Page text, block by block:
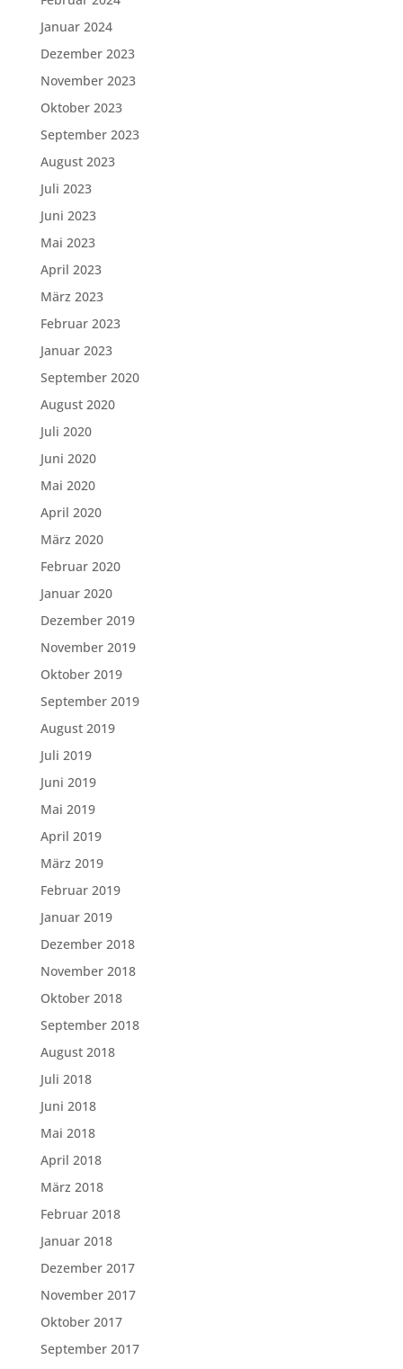
Januar 2024
Dezember 2023
November 2023
Oktober 2023
September 2023
August 2023
Juli 2023
Juni 2023
Mai 2023
April 2023
März 2023
Februar 2023
Januar 2023
September 2020
August 2020
Juli 2020
Juni 2020
Mai 2020
April 2020
März 2020
Februar 2020
Januar 2020
Dezember 2019
November 2019
Oktober 2019
September 2019
August 2019
Juli 2019
Juni 2019
Mai 2019
April 2019
März 2019
Februar 2019
Januar 2019
Dezember 2018
November 2018
Oktober 2018
September 2018
August 2018
Juli 2018
Juni 2018
Mai 2018
April 2018
März 2018
Februar 2018
Januar 2018
Dezember 2017
November 2017
Oktober 2017
September 2017